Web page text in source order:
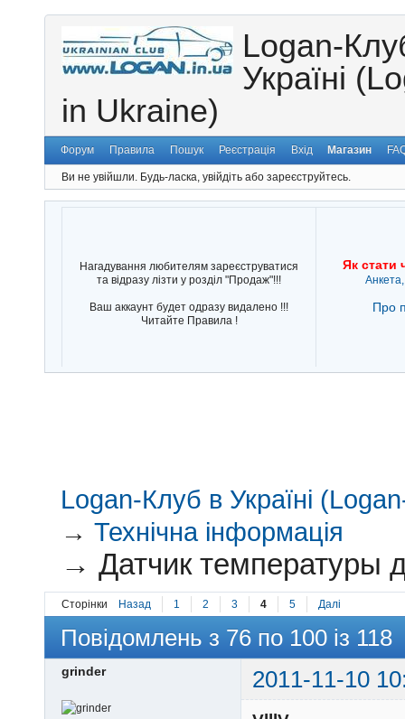
Logan-
Україні
in Ukraine)
Форум Правила Пошук Реєстрація Вхід Магазин
Ви не увійшли. Будь-ласка, увійдіть або зареєструйтесь.
Нагадування любителям зареєструватися
та відразу лізти у розділ "Продаж"!!!
Ваш аккаунт будет одразу видалено !!!
Читайте Правила !
Як стати
Про
Logan-Клуб в Україні
→Технічна інформація
→Датчик температуры
Сторінки Назад 1 2 3 4 5 Далі
Повідомлень з 76 по 100 із 118
grinder 2011-11-10